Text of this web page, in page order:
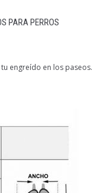
PARA PERROS
engreído en los paseos.